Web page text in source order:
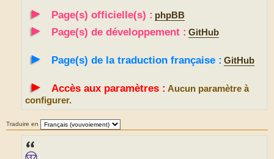
► Page(s) officielle(s) : phpBB
► Page(s) de développement : GitHub
► Page(s) de la traduction française : GitHub
► Accès aux paramètres : Aucun paramètre à
configurer.
Traduire en